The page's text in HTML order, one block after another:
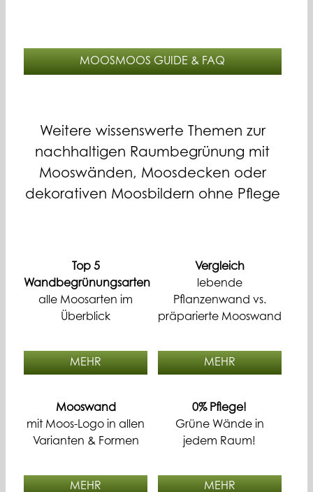
MOOSMOOS GUIDE & FAQ
Weitere wissenswerte Themen zur
nachhaltigen Raumbegrünung mit
Mooswänden, Moosdecken oder
dekorativen Moosbildern ohne Pflege
Top 5
Wandbegrünungsarten
alle Moosarten im
Überblick
MEHR
Vergleich
lebende
Pflanzenwand vs.
präparierte Mooswand
MEHR
Mooswand
mit Moos-Logo in allen
Varianten & Formen
MEHR
0% Pflege!
Grüne Wände in
jedem Raum!
MEHR